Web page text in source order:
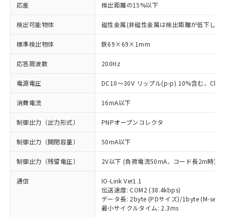
応差 検出距離の15%以下
検出可能物体 磁性金属(非磁性金属は検出距離が低下しま
標準検出物体 鉄69×69×1mm
応答周波数 200Hz
電源電圧 DC10～30V リップル(p-p) 10%含む、
消費電流 16mA以下
制御出力（出力形式） PNPオープンコレクタ
制御出力（開閉容量） 50mA以下
制御出力（残留電圧） 2V以下 (負荷電流50mA、コード長2m時)
通信
IO-Link Ver1.1
伝送速度: COM2 (38.4kbps)
データ長: 2byte (PDサイズ)/1byte (M-
最小サイクルタイム: 2.3ms